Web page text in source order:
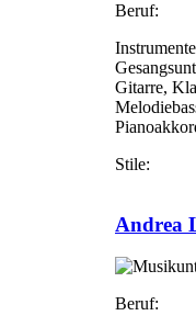
Beruf:
Gitarre,
Stile:
Andrea
Beruf: